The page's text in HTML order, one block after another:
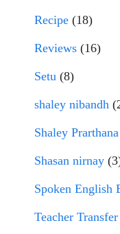
Recipe (18)
Reviews (16)
Setu (8)
shaley nibandh
Shaley
Shasan nirnay
Spoken English
Teacher Transfer